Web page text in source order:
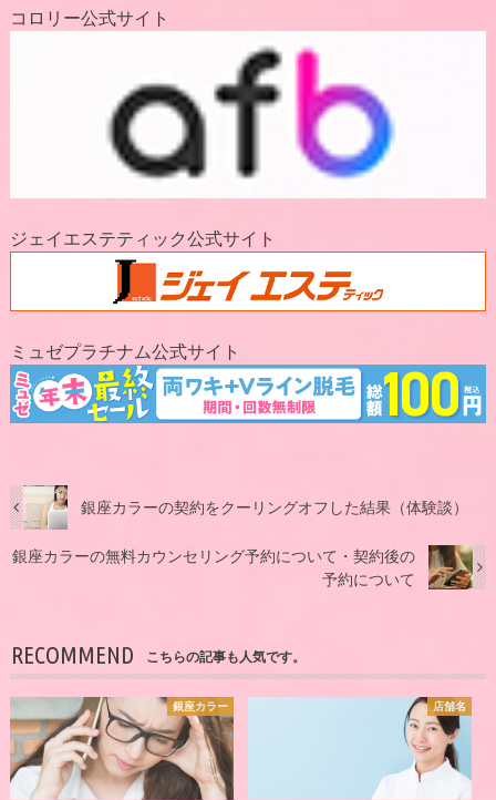
コロリー公式サイト
ジェイエステティック公式サイト
ミュゼプラチナム公式サイト
銀座カラーの契約をクーリングオフした結果（体験談）
銀座カラーの無料カウンセリング予約について・契約後の
予約について
RECOMMEND こちらの記事も人気です。
銀座カラー 店舗名